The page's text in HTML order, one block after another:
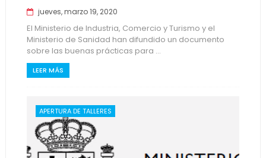
jueves, marzo 19, 2020
El Ministerio de Industria, Comercio y Turismo y el
Ministerio de Sanidad han difundido un documento
sobre las buenas prácticas para ...
LEER MÁS
APERTURA DE TALLERES